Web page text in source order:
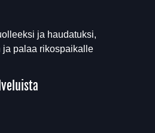
ja haudatuksi,
ja palaa rikospaikalle